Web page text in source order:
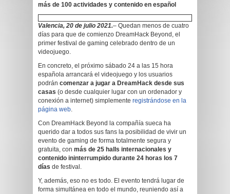
más de 100 actividades y contenido en español
Valencia, 20 de julio 2021.– Quedan menos de cuatro
días para que de comienzo DreamHack Beyond, el
primer festival de gaming celebrado dentro de un
videojuego.
En concreto, el próximo sábado 24 a las 15 hora
española arrancará el videojuego y los usuarios
podrán comenzar a jugar a DreamHack desde sus
casas (o desde cualquier lugar con un ordenador y
conexión a internet) simplemente registrándose en la
página web.
Con DreamHack Beyond la compañía sueca ha
querido dar a todos sus fans la posibilidad de vivir un
evento de gaming de forma totalmente segura y
gratuita, con más de 25 halls internacionales y
contenido ininterrumpido durante 24 horas los 7
días de festival.
Y, además, eso no es todo. El evento tendrá lugar de
forma simultánea en todo el mundo, reuniendo así a